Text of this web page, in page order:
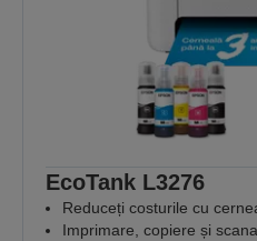
EcoTank L3276
Reduceți costurile cu
Imprimare, copiere și